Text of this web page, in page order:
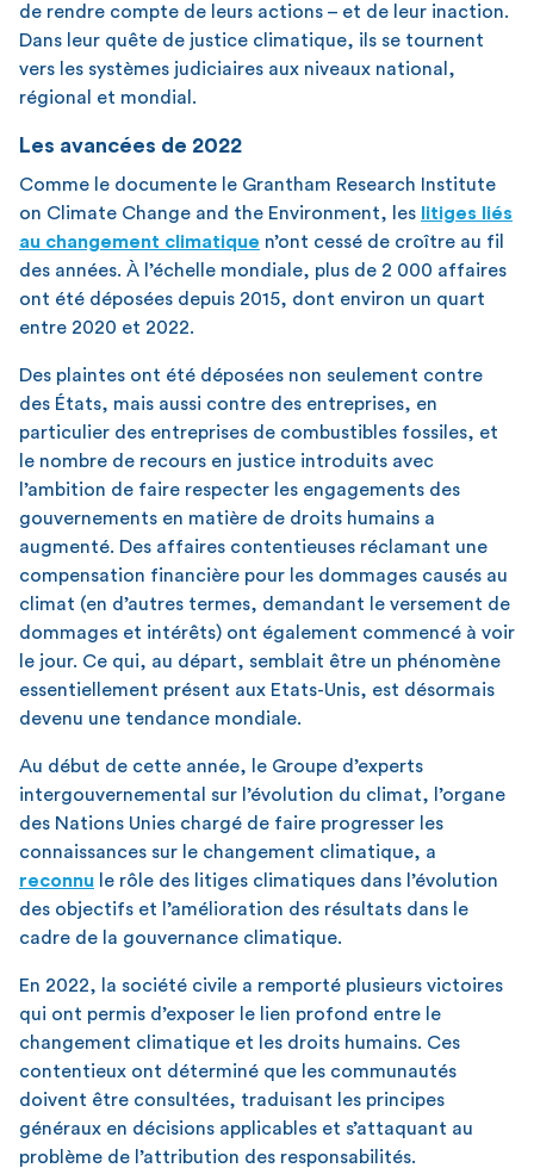
de rendre compte de leurs actions – et de leur inaction.
Dans leur quête de justice climatique, ils se tournent
vers les systèmes judiciaires aux niveaux national,
régional et mondial.
Les avancées de 2022
Comme le documente le Grantham Research Institute
on Climate Change and the Environment, les litiges liés
au changement climatique n’ont cessé de croître au fil
des années. À l’échelle mondiale, plus de 2 000 affaires
ont été déposées depuis 2015, dont environ un quart
entre 2020 et 2022.
Des plaintes ont été déposées non seulement contre
des États, mais aussi contre des entreprises, en
particulier des entreprises de combustibles fossiles, et
le nombre de recours en justice introduits avec
l’ambition de faire respecter les engagements des
gouvernements en matière de droits humains a
augmenté. Des affaires contentieuses réclamant une
compensation financière pour les dommages causés au
climat (en d’autres termes, demandant le versement de
dommages et intérêts) ont également commencé à voir
le jour. Ce qui, au départ, semblait être un phénomène
essentiellement présent aux Etats-Unis, est désormais
devenu une tendance mondiale.
Au début de cette année, le Groupe d’experts
intergouvernemental sur l’évolution du climat, l’organe
des Nations Unies chargé de faire progresser les
connaissances sur le changement climatique, a
reconnu le rôle des litiges climatiques dans l’évolution
des objectifs et l’amélioration des résultats dans le
cadre de la gouvernance climatique.
En 2022, la société civile a remporté plusieurs victoires
qui ont permis d’exposer le lien profond entre le
changement climatique et les droits humains. Ces
contentieux ont déterminé que les communautés
doivent être consultées, traduisant les principes
généraux en décisions applicables et s’attaquant au
problème de l’attribution des responsabilités.